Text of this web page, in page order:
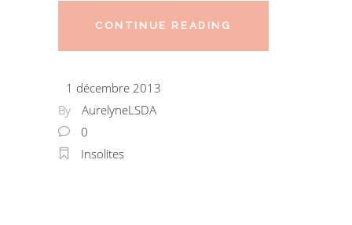
CONTINUE READING
1 décembre 2013
By
AurelyneLSDA
0
Insolites